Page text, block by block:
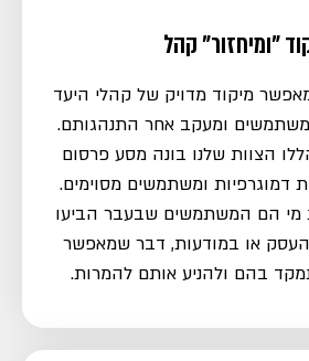
"ומיחזור" קהל
מיקוד מדויק של קהלי היעד
משתמשים ומעקב אחר התנהגותם.
הצוות שלנו בונה מסע פרסום
ומשתמשים מסוימים.
מי הם המשתמשים שבעבר הביעו
העסק או במודעות, דבר שמאפשר
בהם ולהניע אותם להמרות.